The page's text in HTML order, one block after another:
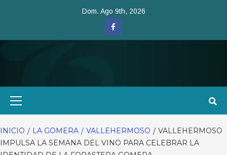
Dom. Ago 9th, 2026
Facebook
INICIO LA GOMERA VALLEHERMOSO
VALLEHERMOSO
IMPULSA LA SEMANA DEL VINO PARA CELEBRAR LA